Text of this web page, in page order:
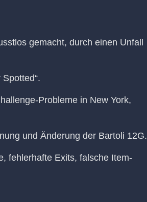
gemacht, durch einen Unfall
Probleme in New York,
und Änderung der Bartoli 12G.
fehlerhafte Exits, falsche Item-